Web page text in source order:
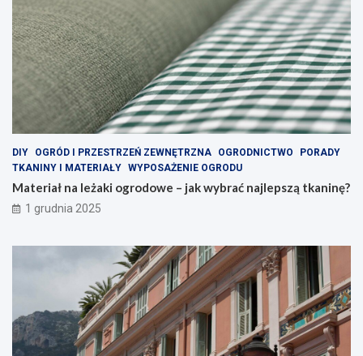
DIY OGRÓD I PRZESTRZEŃ ZEWNĘTRZNA OGRODNICTWO
PORADY
TKANINY I MATERIAŁY WYPOSAŻENIE OGRODU
Materiał na leżaki ogrodowe – jak wybrać najlepszą tkaninę?
1 grudnia 2025